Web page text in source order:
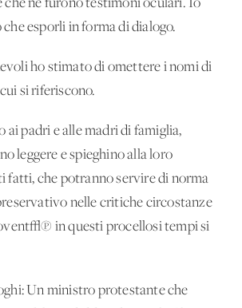
che ne furono testimoni oculari. Io
esporli in forma di dialogo.
ho stimato di omettere i nomi di
si riferiscono.
ai padri e alle madri di famiglia,
leggere e spieghino alla loro
fatti, che potranno servire di norma
nelle critiche circostanze
in questi procellosi tempi si
Un ministro protestante che